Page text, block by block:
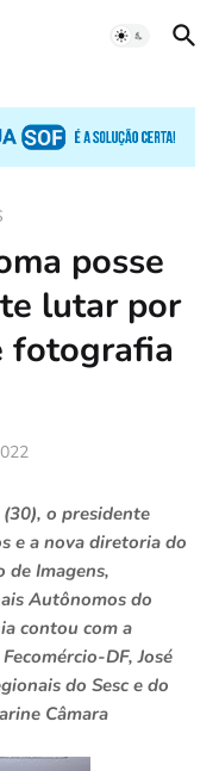
posse
lutar por
fotografia
o presidente
e a nova diretoria do
de Imagens,
Autônomos do
contou com a
DF, José
do Sesc e do
Câmara